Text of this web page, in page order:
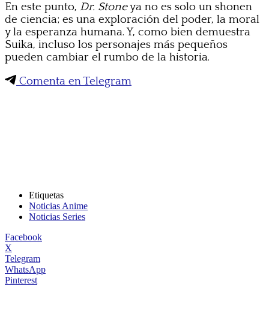
En este punto, Dr. Stoneya no es solo un shonen
de ciencia; es una exploración del poder, la moral
y la esperanza humana. Y, como bien demuestra
Suika, incluso los personajes más pequeños
pueden cambiar el rumbo de la historia.
Comenta en Telegram
Etiquetas
Noticias Anime
Noticias Series
Facebook
X
Telegram
WhatsApp
Pinterest